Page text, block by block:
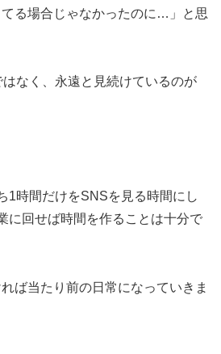
る場合じゃなかったのに…」と思
なく、永遠と見続けているのが
1時間だけをSNSを見る時間にし
に回せば時間を作ることは十分で
ば当たり前の日常になっていきま